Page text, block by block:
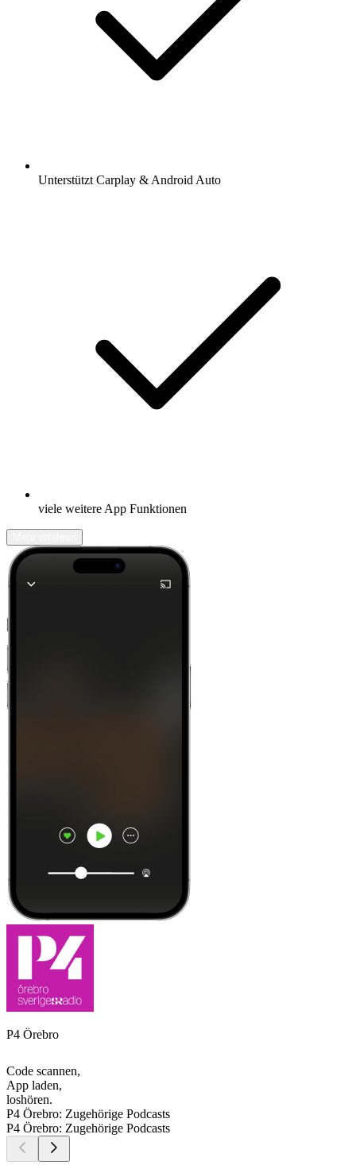
Unterstützt Carplay & Android Auto
viele weitere App Funktionen
P4 Örebro
Code scannen,
App laden,
loshören.
P4 Örebro: Zugehörige Podcasts
P4 Örebro: Zugehörige Podcasts